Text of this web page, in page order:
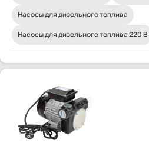
Насосы для дизельного топлива
Насосы для дизельного топлива 220 В